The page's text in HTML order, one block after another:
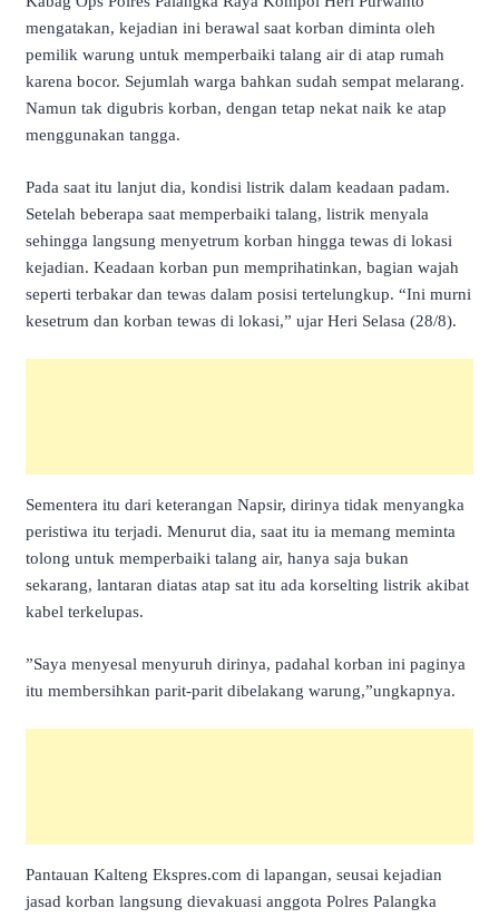
mengatakan, kejadian ini berawal saat korban diminta oleh
pemilik warung untuk memperbaiki talang air di atap rumah
karena bocor. Sejumlah warga bahkan sudah sempat melarang.
Namun tak digubris korban, dengan tetap nekat naik ke atap
menggunakan tangga.
Pada saat itu lanjut dia, kondisi listrik dalam keadaan padam.
Setelah beberapa saat memperbaiki talang, listrik menyala
sehingga langsung menyetrum korban hingga tewas di lokasi
kejadian. Keadaan korban pun memprihatinkan, bagian wajah
seperti terbakar dan tewas dalam posisi tertelungkup. “Ini murni
kesetrum dan korban tewas di lokasi,” ujar Heri Selasa (28/8).
Sementera itu dari keterangan Napsir, dirinya tidak menyangka
peristiwa itu terjadi. Menurut dia, saat itu ia memang meminta
tolong untuk memperbaiki talang air, hanya saja bukan
sekarang, lantaran diatas atap sat itu ada korselting listrik akibat
kabel terkelupas.
”Saya menyesal menyuruh dirinya, padahal korban ini paginya
itu membersihkan parit-parit dibelakang warung,”ungkapnya.
Pantauan Kalteng Ekspres.com di lapangan, seusai kejadian
jasad korban langsung dievakuasi anggota Polres Palangka